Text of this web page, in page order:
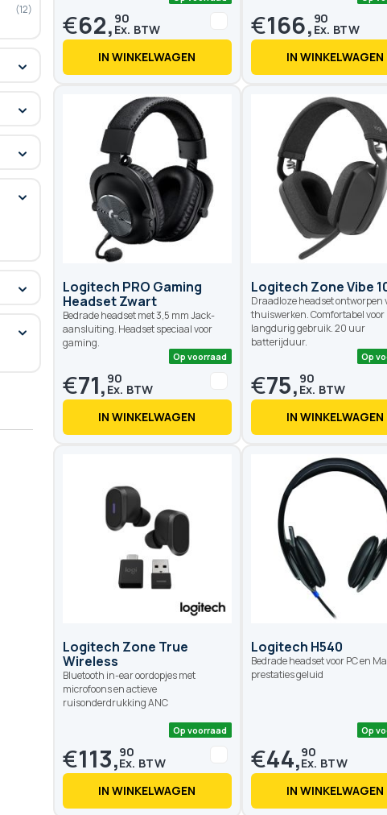
Op voorraad
€62, 90
IN WINKELWAGEN
€166, 90
IN WINKELWAGEN
Logitech PRO Gaming
Headset Zwart
Bedrade headset met 3,5 mm Jack-
aansluiting. Headset speciaal voor
gaming.
€71, 90
IN WINKELWAGEN
Logitech Zone Vibe
Draadloze headset ontworpen
thuiswerken. Comfortabel voor
langdurig gebruik. 20 uur
batterijduur.
€75, 90
IN WINKELWAGEN
Logitech Zone True
Wireless
Bluetooth in-ear oordopjes met
microfoons en actieve
ruisonderdrukking ANC
€113,90
IN WINKELWAGEN
Logitech H540
Bedrade headset voor PC en
prestaties geluid
€44,90
IN WINKELWAGEN
12